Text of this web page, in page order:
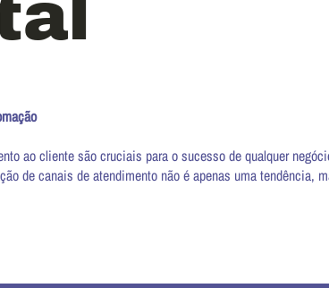
ao cliente são cruciais para o sucesso de qualquer
de canais de atendimento não é apenas uma tendência,